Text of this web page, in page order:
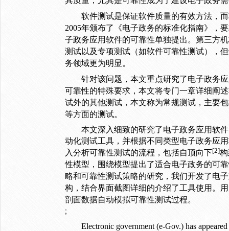
软件测试是保证软件质量的有效方法，
2005年颁布了《电子政务的标准化指南》，
子政务应用软件的可靠性单独提出。第三方
测试以及专项测试（如软件可靠性测试），
务领域更为明显。
针对该问题，本文重点研究了电子政务
可靠性的特殊要求，本文将专门一章详细阐
试外的其他测试，本文称为常规测试，主要
等方面的测试。
本文深入细致的研究了电子政务应用软
动化测试工具，并根据不同类型电子政务应
入分析可靠性测试的流程，包括自顶向下[2]
性模型，围绕模型提出了适合电子政务的可
略和可靠性测试策略的研究，我们开发了电
构，结合界面截图详细的介绍了工具使用。
剖面数据自动模拟可靠性测试过程。
;
Electronic government (e-Gov.) has